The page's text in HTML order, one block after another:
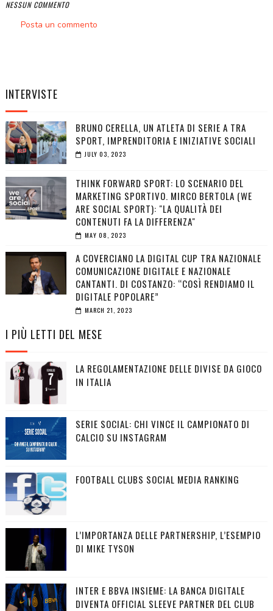
NESSUN COMMENTO
Posta un commento
INTERVISTE
BRUNO CERELLA, UN ATLETA DI SERIE A TRA
SPORT, IMPRENDITORIA E INIZIATIVE SOCIALI
JULY 03, 2023
THINK FORWARD SPORT: LO SCENARIO DEL
MARKETING SPORTIVO. MIRCO BERTOLA (WE
ARE SOCIAL SPORT): "LA QUALITÀ DEI
CONTENUTI FA LA DIFFERENZA"
MAY 08, 2023
A COVERCIANO LA DIGITAL CUP TRA NAZIONALE
COMUNICAZIONE DIGITALE E NAZIONALE
CANTANTI. DI COSTANZO: “COSÌ RENDIAMO IL
DIGITALE POPOLARE”
MARCH 21, 2023
I PIÙ LETTI DEL MESE
LA REGOLAMENTAZIONE DELLE DIVISE DA GIOCO
IN ITALIA
SERIE SOCIAL: CHI VINCE IL CAMPIONATO DI
CALCIO SU INSTAGRAM
FOOTBALL CLUBS SOCIAL MEDIA RANKING
L’IMPORTANZA DELLE PARTNERSHIP, L’ESEMPIO
DI MIKE TYSON
INTER E BBVA INSIEME: LA BANCA DIGITALE
DIVENTA OFFICIAL SLEEVE PARTNER DEL CLUB